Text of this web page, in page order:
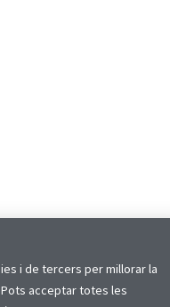
i de tercers per millorar la
acceptar totes les